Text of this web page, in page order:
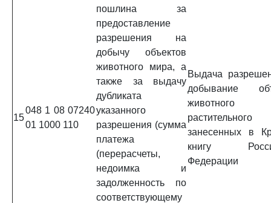
15
048 1 08 07240
01 1000 110
пошлина за
предоставление
разрешения на
добычу объектов
животного мира, а
также за выдачу
дубликата
указанного
разрешения (сумма
платежа
(перерасчеты,
недоимка и
задолженность по
соответствующему
Выдача
добывание
занесенных в
книгу
Федерации